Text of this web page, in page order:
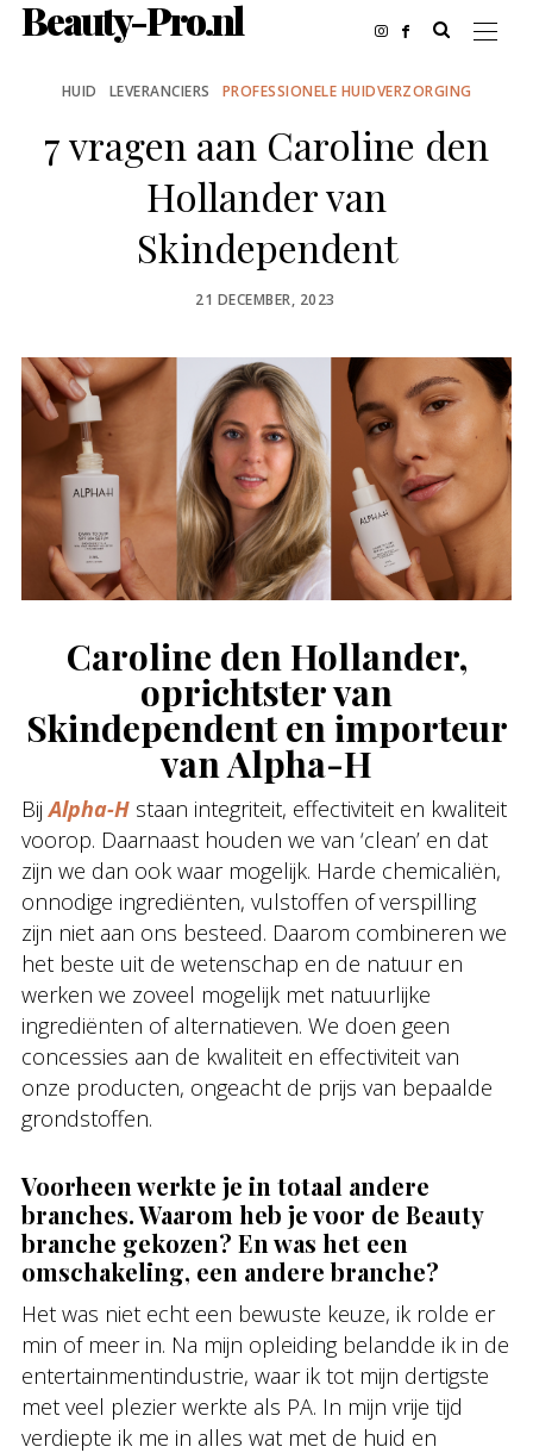
Beauty-Pro.nl
HUID LEVERANCIERS PROFESSIONELE HUIDVERZORGING
7 vragen aan Caroline den
Hollander van
Skindependent
POSTED
21 DECEMBER, 2023
Caroline den Hollander,
oprichtster van
Skindependent en importeur
van Alpha-H
BijAlpha-H staan integriteit, effectiviteit en kwaliteit
voorop. Daarnaast houden we van ‘clean’ en dat
zijn we dan ook waar mogelijk. Harde chemicaliën,
onnodige ingrediënten, vulstoffen of verspilling
zijn niet aan ons besteed. Daarom combineren we
het beste uit de wetenschap en de natuur en
werken we zoveel mogelijk met natuurlijke
ingrediënten of alternatieven. We doen geen
concessies aan de kwaliteit en effectiviteit van
onze producten, ongeacht de prijs van bepaalde
grondstoffen.
Voorheen werkte je in totaal andere
branches. Waarom heb je voor de Beauty
branche gekozen? En was het een
omschakeling, een andere branche?
Het was niet echt een bewuste keuze, ik rolde er
min of meer in. Na mijn opleiding belandde ik in de
entertainmentindustrie, waar ik tot mijn dertigste
met veel plezier werkte als PA. In mijn vrije tijd
verdiepte ik me in alles wat met de huid en